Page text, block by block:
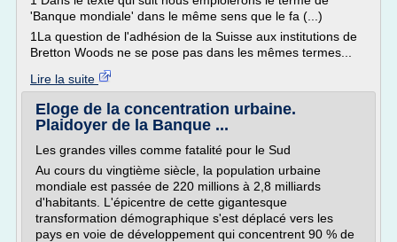
'Banque mondiale' dans le même sens que le fa (...)
1La question de l'adhésion de la Suisse aux institutions de
Bretton Woods ne se pose pas dans les mêmes termes...
Lire la suite
Eloge de la concentration urbaine.
Plaidoyer de la Banque ...
Les grandes villes comme fatalité pour le Sud
Au cours du vingtième siècle, la population urbaine
mondiale est passée de 220 millions à 2,8 milliards
d'habitants. L'épicentre de cette gigantesque
transformation démographique s'est déplacé vers les
pays en voie de développement qui concentrent 90 % de